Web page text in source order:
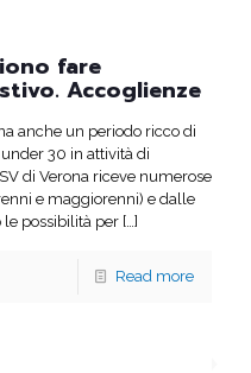
fare
Accoglienze
anche un periodo ricco di
30 in attività di
di Verona riceve numerose
e maggiorenni) e dalle
le possibilità per […]
Read more